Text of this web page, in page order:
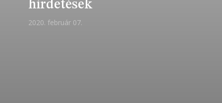
hirdetések
2020. február 07.